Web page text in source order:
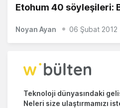
Etohum 40 söyleşileri:
Noyan Ayan 06 Şubat 2012
Teknoloji dünyasındaki
Neleri size ulaştırmamızı